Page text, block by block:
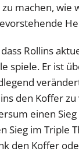
machen, wie
Rollins
spiele. Er ist
den Koffer
einen
Sieg im Triple
den Koffer